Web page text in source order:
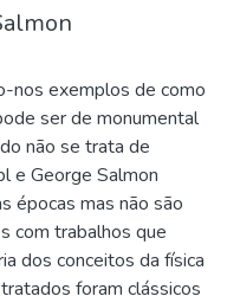
nos exemplos de como
ser de monumental
não se trata de
e George Salmon
épocas mas não são
com trabalhos que
dos conceitos da física
foram clássicos